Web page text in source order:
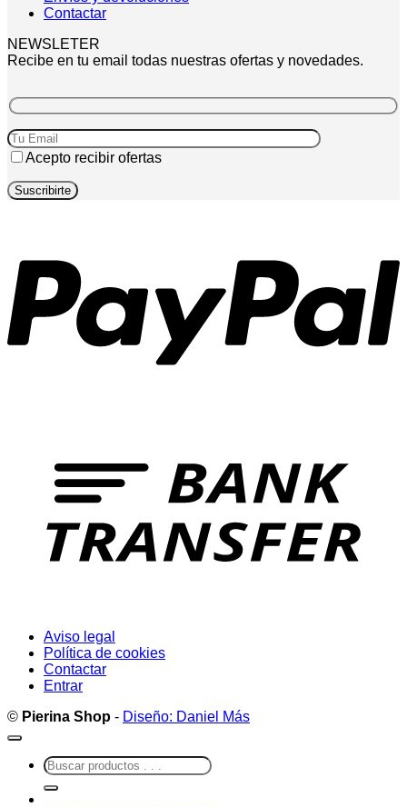
Contactar
NEWSLETER
Recibe en tu email todas nuestras ofertas y novedades.
Acepto recibir ofertas
Aviso legal
Política de cookies
Contactar
Entrar
© Pierina Shop - Diseño: Daniel Más
Buscar
por: